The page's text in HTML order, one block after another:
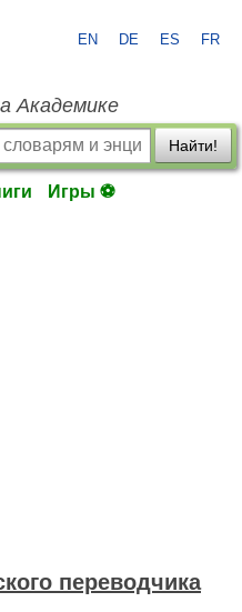
EN DE ES FR
Академике
Найти!
Игры ⚽
переводчика